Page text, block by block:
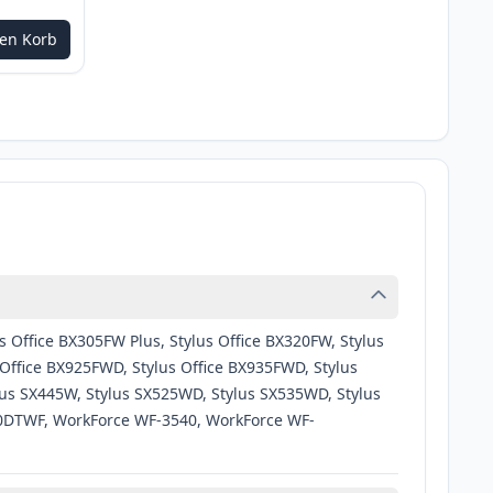
Korb
BX305FW Plus, Stylus Office BX320FW, Stylus
BX925FWD, Stylus Office BX935FWD, Stylus
SX445W, Stylus SX525WD, Stylus SX535WD, Stylus
WorkForce WF-3540, WorkForce WF-